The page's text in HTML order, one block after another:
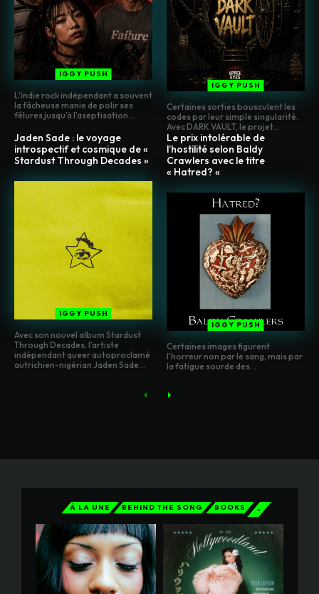
IGGY PUSH
L'indie rock indépendant a souvent
la fâcheuse manie de polir ses
fêlures jusqu'à l'aseptisation...
IGGY PUSH
Certaines sorties bousculent les
codes par leur simple singularité.
Avec DARK VAULT, le projet...
Jaden Sade : le voyage
introspectif et cosmique de «
Stardust Through Decades »
IGGY PUSH
Avec son nouvel album Stardust
Through Decades, l’artiste
indépendant queer autoproclamé
autrichien-nigérian Jaden Sade...
Le prix intolérable de
l’hostilité selon Baldy
Crawlers avec le titre
« Hatred? «
IGGY PUSH
Certaines images figurent
l'horreur non par le sang, mais par
la fatigue sourde des...
À LA UNE BEHIND THE SONG BOOKS